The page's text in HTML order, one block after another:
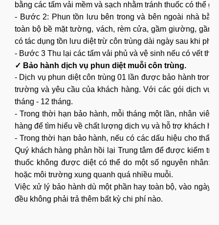
bằng các tấm vải mềm và sạch nhằm tránh thuốc có thể
- Bước 2: Phun tồn lưu bên trong và bên ngoài nhà
toàn bộ bề mặt tường, vách, rèm cửa, gầm giường, gầm
có tác dụng tồn lưu diệt trừ côn trùng dài ngày sau khi
- Bước 3 Thu lại các tấm vải phủ và vệ sinh nếu có vết
✓ Bảo hành dịch vụ phun diệt muỗi côn trùng.
- Dịch vụ phun diệt côn trùng 01 lần được bảo hành
trường và yêu cầu của khách hàng. Với các gói dịch vụ
tháng - 12 tháng.
- Trong thời hạn bảo hành, mỗi tháng một lần, nhân
hàng để tìm hiểu về chất lượng dịch vụ và hỗ trợ khách
- Trong thời hạn bảo hành, nếu có các dấu hiệu cho
Quý khách hàng phản hồi lại Trung tâm để được kiểm
thuốc không được diệt có thể do một số nguyên nhân:
hoặc môi trường xung quanh quá nhiều muỗi.
Việc xử lý bảo hành dù một phần hay toàn bộ, vào ngày
đều không phải trả thêm bất kỳ chi phí nào.